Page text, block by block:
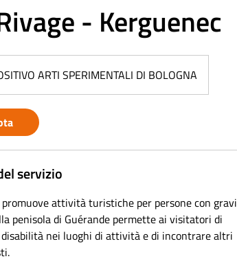
- Kerguenec
ARTI SPERIMENTALI DI BOLOGNA
servizio
attività turistiche per persone con gravi
penisola di Guérande permette ai visitatori di
nei luoghi di attività e di incontrare altri